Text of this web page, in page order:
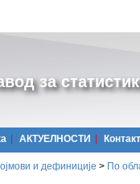
за
АКТУЕЛНОСТИ Контакт
и дефиниције > По